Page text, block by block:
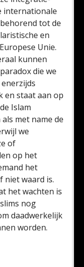
internationale
tot de
en
Unie.
kunnen
die we
en staat aan op
Islam
met name de
we
of
op het
het
niet waard is.
het wachten is
nog
daadwerkelijk
worden.